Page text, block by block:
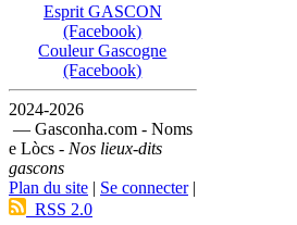
Esprit GASCON
(Facebook)
Couleur Gascogne
(Facebook)
2024-2026
— Gasconha.com - Noms
e Lòcs - Nos lieux-dits
gascons
Plan du site | Se connecter|
RSS 2.0